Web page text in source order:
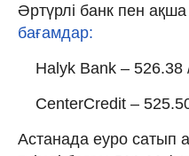
Әртүрлі банк пен
бағамдар:
Halyk Bank – 526.38
CenterCredit –
Астанада еуро сатып